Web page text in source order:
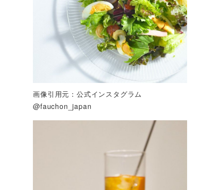
画像引用元：公式インスタグラム
@fauchon_japan